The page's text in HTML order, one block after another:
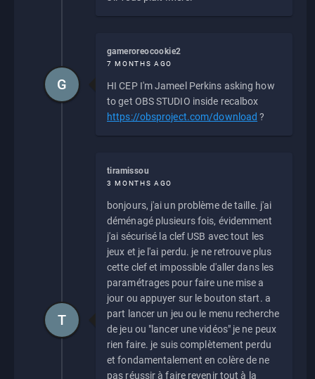
gameroreocookie2
7 MONTHS AGO
HI CEP I'm Jameel Perkins asking how
to get OBS STUDIO inside recalbox
https://obsproject.com/download ?
G
tiramissou
3 MONTHS AGO
bonjours, j'ai un problème de taille. j'ai
déménagé plusieurs fois, évidemment
j'ai sécurisé la clef USB avec tout les
jeux et je l'ai perdu. je ne retrouve plus
cette clef et impossible d'aller dans les
paramétrages pour faire une mise a
jour ou appuyer sur le bouton start. a
part lancer un jeu ou le menu recherche
de jeu ou "lancer une vidéos" je ne peux
rien faire. je suis complètement perdu
et fondamentalement en colère de ne
pas réussir à faire revenir tout à la
T